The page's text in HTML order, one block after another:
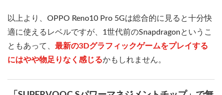
以上より、OPPO Reno10 Pro 5Gは総合的に見ると十分快
適に使えるレベルですが、1世代前のSnapdragonというこ
ともあって、 最新の3Dグラフィックゲームをプレイする
にはやや物足りなく感じるかもしれません。